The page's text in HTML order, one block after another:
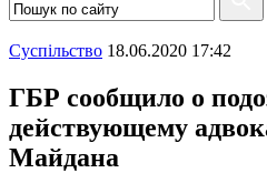
Суспiльство 18.06.2020 17:42
ГБР сообщило о
действующему
Майдана